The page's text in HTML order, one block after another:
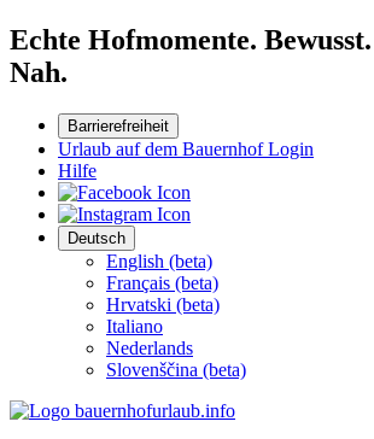
Echte Hofmomente.
Nah.
Barrierefreiheit
Urlaub auf dem Bauernhof Login
Hilfe
Deutsch
English (beta)
Français (beta)
Hrvatski (beta)
Italiano
Nederlands
Slovenščina (beta)